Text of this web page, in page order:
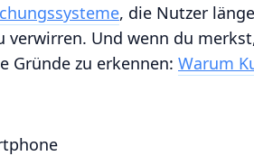
, die Nutzer
Und wenn du
Gründe zu erkennen: Warum